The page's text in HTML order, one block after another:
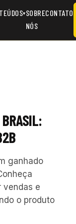
▾SOBRE
NÓS
CONTATO
BRASIL:
ganhado
vendas e
o produto